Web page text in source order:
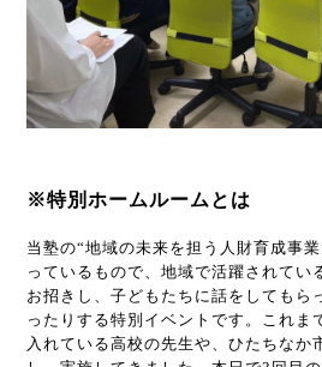
※特別ホームルームとは
当塾の“地域の未来を担う人財育成事
っているもので、地域で活躍されてい
お招きし、子どもたちに話をしてもら
ったりする特別イベントです。これま
入れている高校の先生や、ひたちなか